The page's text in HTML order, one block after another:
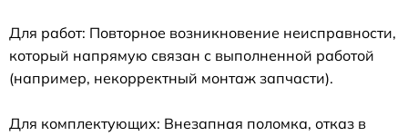
Для работ: Повторное возникновение неисправности,
который напрямую связан с выполненной работой
(например, некорректный монтаж запчасти).
Для комплектующих: Внезапная поломка, отказ в